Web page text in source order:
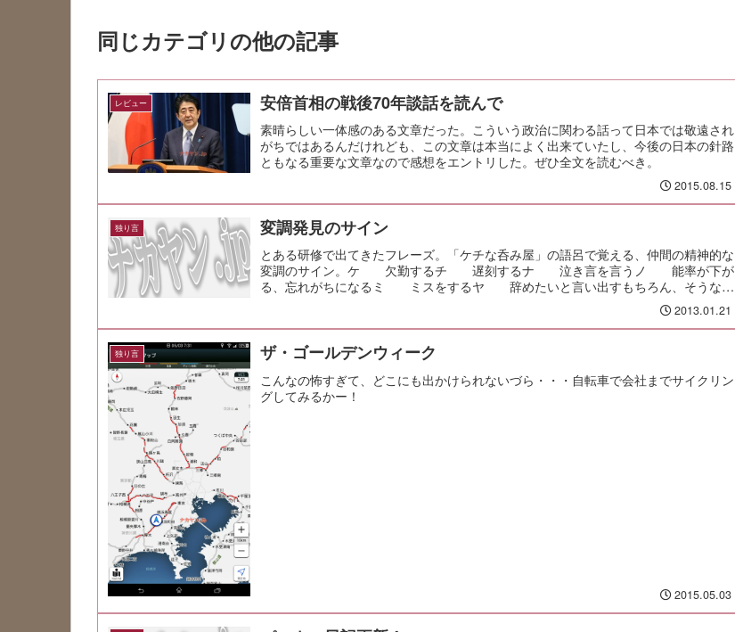
同じカテゴリの他の記事
レビュー 安倍首相の戦後70年談話を読んで
素晴らしい一体感のある文章だった。こういう政治に関わる話って日本では敬遠され
がちではあるんだけれども、この文章は本当によく出来ていたし、今後の日本の針路
ともなる重要な文章なので感想をエントリした。ぜひ全文を読むべき。
2015.08.15
独り言 変調発見のサイン
とある研修で出てきたフレーズ。「ケチな呑み屋」の語呂で覚える、仲間の精神的な
変調のサイン。ケ 欠勤するチ 遅刻するナ 泣き言を言うノ 能率が下が
る、忘れがちになるミ ミスをするヤ 辞めたいと言い出すもちろん、そうなる
2013.01.21
独り言 ザ・ゴールデンウィーク
こんなの怖すぎて、どこにも出かけられないづら・・・自転車で会社までサイクリン
グしてみるかー！
2015.05.03